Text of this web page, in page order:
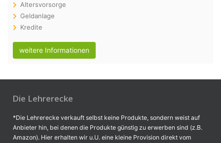
Altersvorsorge
Geldanlage
Kredite
weitere Informationen
Die Lehrerecke
*Die Lehrerecke verkauft selbst keine Produkte, sondern weist auf
Anbieter hin, bei denen die Produkte günstig zu erwerben sind (z.B.
Amazon). Hier erhalten wir u.U. eine kleine Provision direkt vom